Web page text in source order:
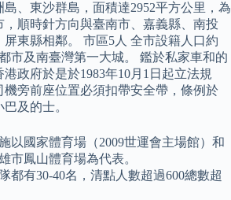
島、東沙群島，面積達2952平方公里，為
順時針方向與臺南市、嘉義縣、南投
東縣相鄰。 市區5人 全市設籍人口約
市及南臺灣第一大城。 鑑於私家車和的
政府於是於1983年10月1日起立法規
機旁前座位置必須扣帶安全帶，條例於
及的士。
以國家體育場（2009世運會主場館）和
市鳳山體育場為代表。
都有30-40名，清點人數超過600總數超